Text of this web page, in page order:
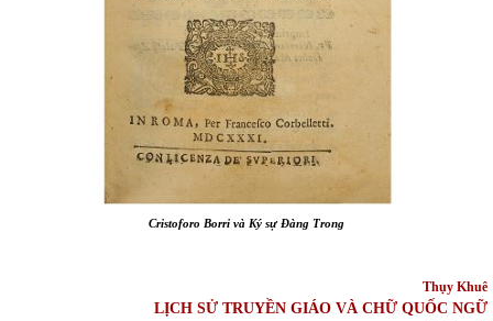
Cristoforo Borri và Ký sựĐàng Trong
Thụy Khuê
LỊCH SỬ TRUYỀN GIÁO VÀ CHỮ QUỐC NGỮ